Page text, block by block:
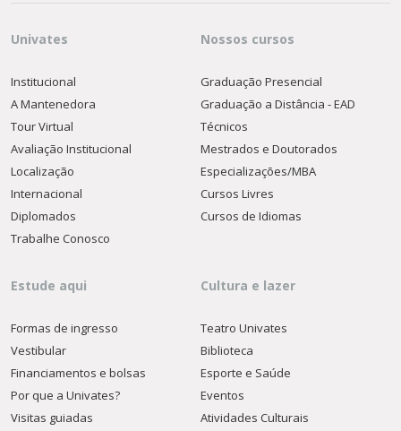
Univates
Institucional
A Mantenedora
Tour Virtual
Avaliação Institucional
Localização
Internacional
Diplomados
Trabalhe Conosco
Nossos cursos
Graduação Presencial
Graduação a Distância - EAD
Técnicos
Mestrados e Doutorados
Especializações/MBA
Cursos Livres
Cursos de Idiomas
Estude aqui
Formas de ingresso
Vestibular
Financiamentos e bolsas
Por que a Univates?
Visitas guiadas
Cultura e lazer
Teatro Univates
Biblioteca
Esporte e Saúde
Eventos
Atividades Culturais